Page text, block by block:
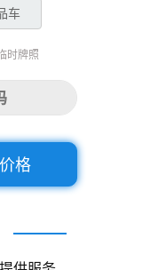
车
时牌照
格